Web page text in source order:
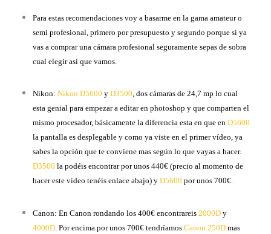
Para estas recomendaciones voy a basarme en la gama amateur o
semi profesional, primero por presupuesto y segundo porque si ya
vas a comprar una cámara profesional seguramente sepas de sobra
cual elegir así que vamos.
Nikon:Nikon D5600 yD3500, dos cámaras de 24,7 mp lo cual
esta genial para empezar a editar en photoshop y que comparten el
mismo procesador, básicamente la diferencia esta en que enD5600
la pantalla es desplegable y como ya viste en el primer vídeo, ya
sabes la opción que te conviene mas según lo que vayas a hacer.
D3500 la podéis encontrar por unos 440€ (precio al momento de
hacer este vídeo tenéis enlace abajo) yD5600 por unos 700€.
Canon: En Canon rondando los 400€ encontrareis2000D y
4000D . Por encima por unos 700€ tendríamosCanon 250D mas